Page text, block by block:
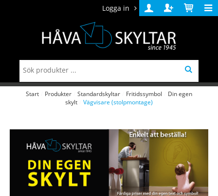
Logga in
Logga
in
Skapa
konto
Varukorg
Start Produkter Standardskyltar Fritidssymbol
Din egen
skylt
Vägvisare (stolpmontage)